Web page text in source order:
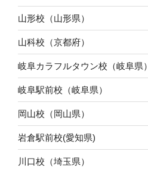
山形校（山形県）
山科校（京都府）
岐阜カラフルタウン校（岐阜県）
岐阜駅前校（岐阜県）
岡山校（岡山県）
岩倉駅前校(愛知県)
川口校（埼玉県）